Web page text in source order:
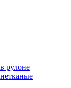
рулоне